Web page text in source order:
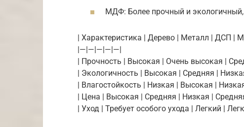
МДФ: Более прочный и
| Характеристика | Дерево | Металл | ДСП |
|—|—|—|—|—|
| Прочность | Высокая | Очень высокая |
| Экологичность | Высокая | Средняя |
| Влагостойкость | Низкая | Высокая |
| Цена | Высокая | Средняя | Низкая |
| Уход | Требует особого ухода | Легкий |